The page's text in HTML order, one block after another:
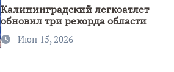
Калининградский легкоатлет
обновил три рекорда области
Июн 15, 2026